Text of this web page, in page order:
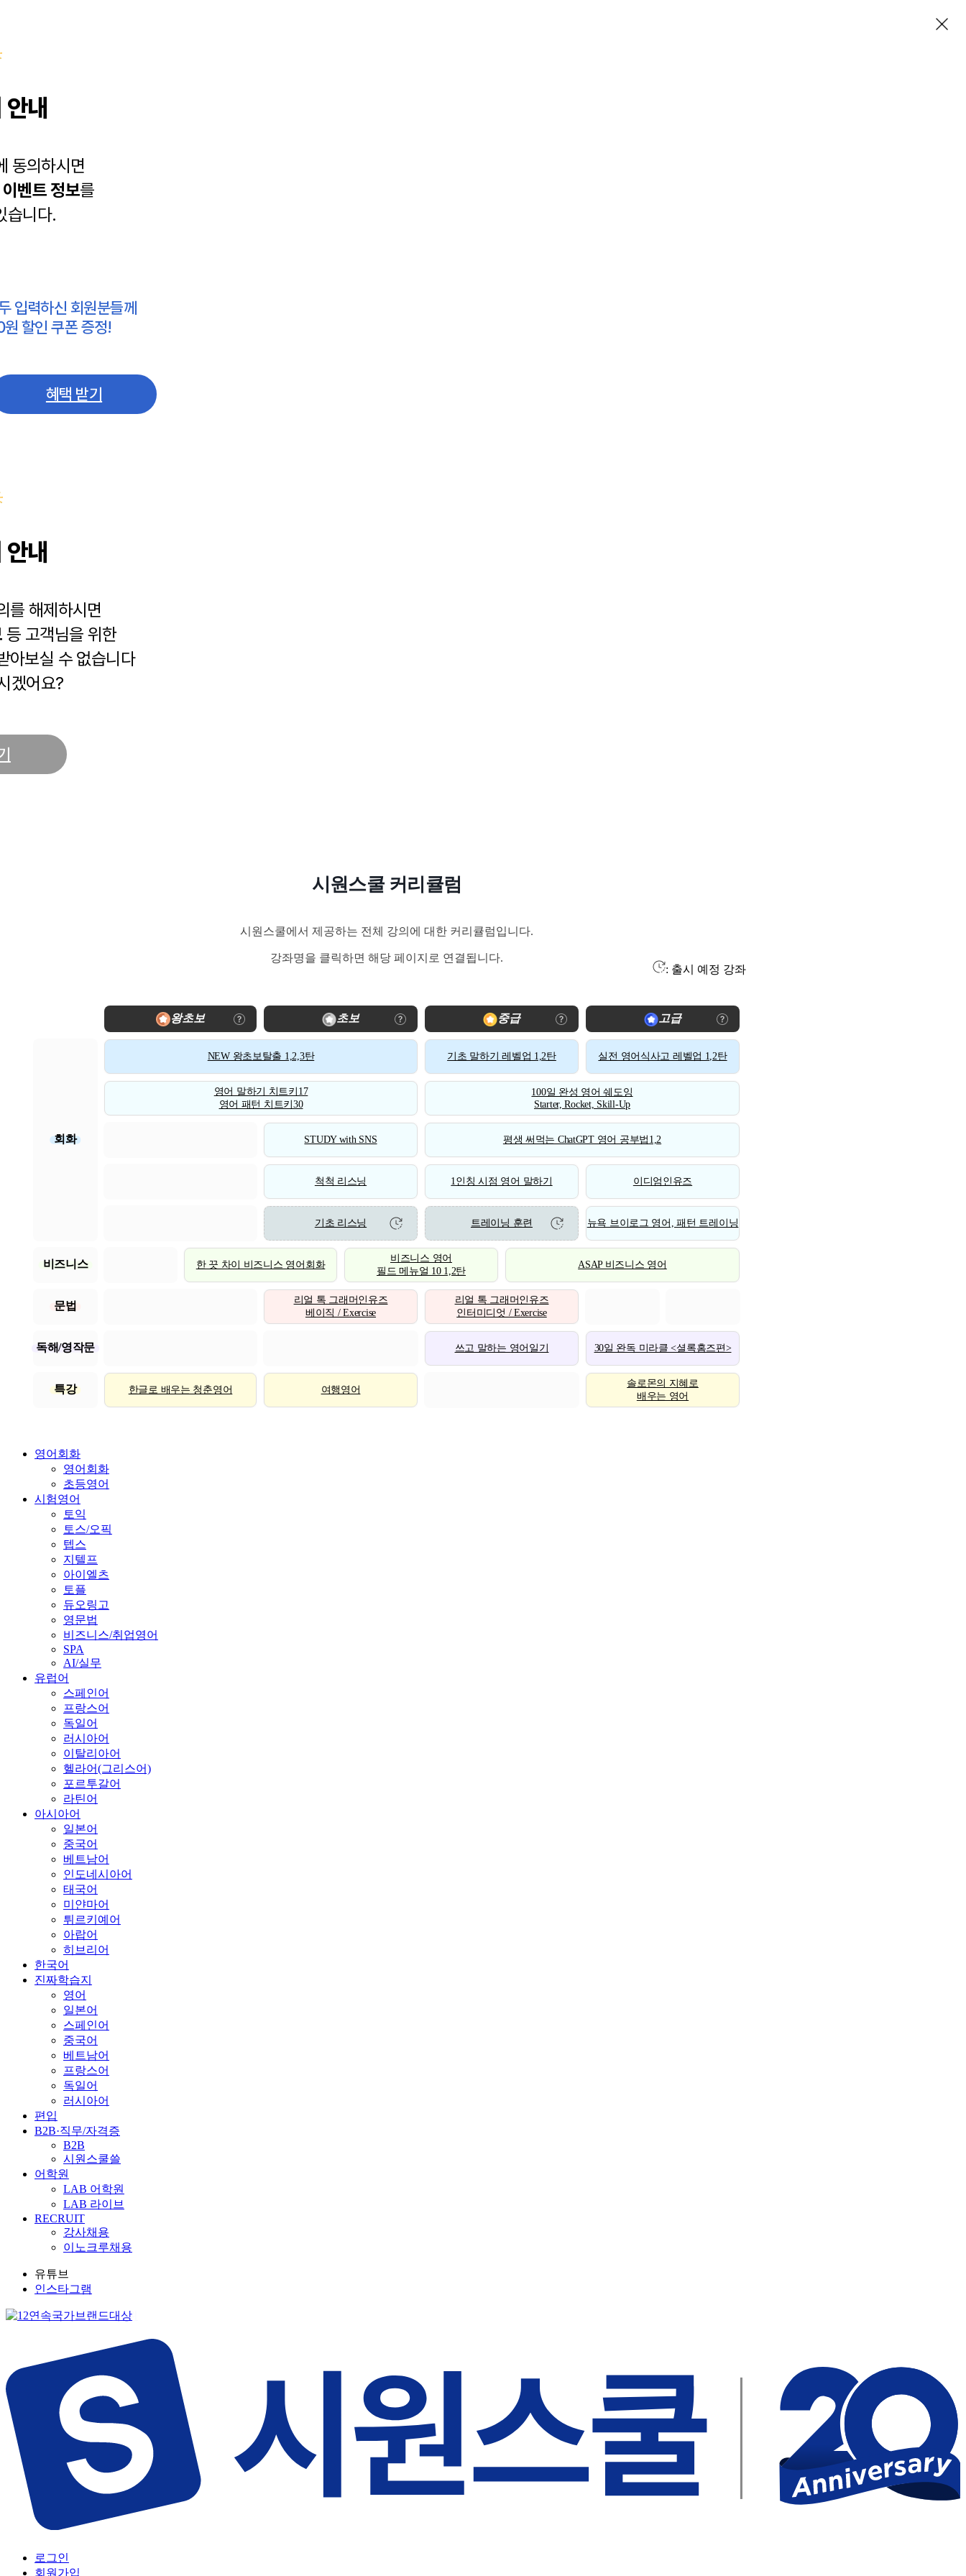
내
동의하시면
이벤트 정보를
습니다.
입력하신 회원분들께
할인 쿠폰 증정!
혜택 받기
내
를 해제하시면
등 고객님을 위한
아보실 수 없습니다
겠어요?
시원스쿨 커리큘럼
시원스쿨에서 제공하는 전체 강의에 대한 커리큘럼입니다.
강좌명을 클릭하면 해당 페이지로 연결됩니다.
: 출시 예정 강좌
왕초보 초보 중급 고급
회화
NEW 왕초보탈출 1,2,3탄 기초 말하기 레벨업 1,2탄 실전 영어식사고 레벨업 1,2탄
영어 말하기 치트키17
영어 패턴 치트키30
100일 완성 영어 쉐도잉
Starter, Rocket, Skill-Up
STUDY with SNS 평생 써먹는 ChatGPT 영어 공부법1,2
척척 리스닝 1인칭 시점 영어 말하기 이디엄인유즈
기초 리스닝 트레이닝 훈련 뉴욕 브이로그 영어, 패턴 트레이닝
비즈니스 한 끗 차이 비즈니스 영어회화
비즈니스 영어
필드 메뉴얼 10 1,2탄
ASAP 비즈니스 영어
문법
리얼 톡 그래머인유즈
베이직 / Exercise
리얼 톡 그래머인유즈
인터미디엇 / Exercise
독해/영작문 쓰고 말하는 영어일기 30일 완독 미라클 <셜록홈즈편>
특강 한글로 배우는 청춘영어 여행영어
솔로몬의 지혜로
배우는 영어
영어회화
영어회화
초등영어
시험영어
토익
토스/오픽
텝스
지텔프
아이엘츠
토플
듀오링고
영문법
비즈니스/취업영어
SPA
AI/실무
유럽어
스페인어
프랑스어
독일어
러시아어
이탈리아어
헬라어(그리스어)
포르투갈어
라틴어
아시아어
일본어
중국어
베트남어
인도네시아어
태국어
미얀마어
튀르키예어
아랍어
히브리어
한국어
진짜학습지
영어
일본어
스페인어
중국어
베트남어
프랑스어
독일어
러시아어
편입
B2B·직무/자격증
B2B
시원스쿨쓸
어학원
LAB 어학원
LAB 라이브
RECRUIT
강사채용
이노크루채용
유튜브
인스타그램
로그인
회원가입